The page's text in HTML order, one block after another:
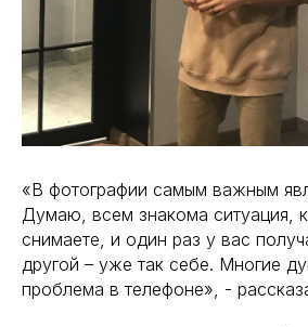
«В фотографии самым важным
Думаю, всем знакома ситуация,
снимаете, и один раз у вас
другой – уже так себе. Многие
проблема в телефоне», -